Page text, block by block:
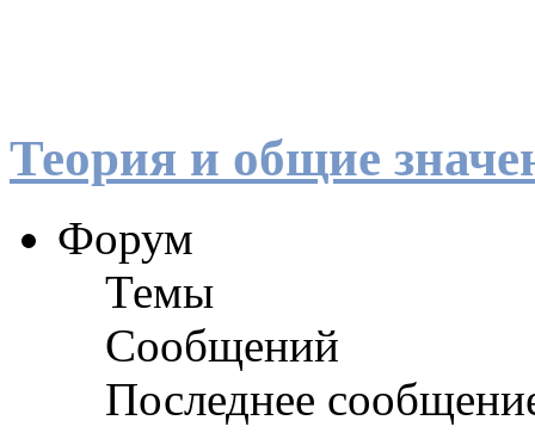
Теория и общие
Форум
Темы
Сообщений
Последнее